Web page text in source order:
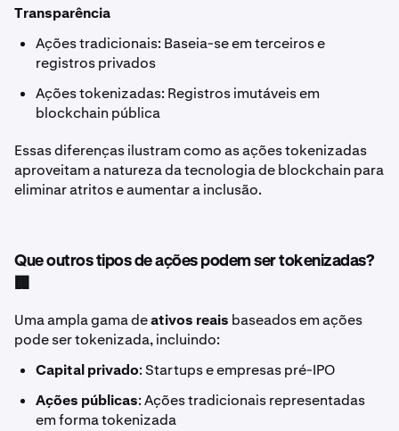
Transparência
Ações tradicionais: Baseia-se em terceiros e
registros privados
Ações tokenizadas: Registros imutáveis em
blockchain pública
Essas diferenças ilustram como as ações tokenizadas
aproveitam a natureza da tecnologia de blockchain para
eliminar atritos e aumentar a inclusão.
Que outros tipos de ações podem ser tokenizadas?
🏢
Uma ampla gama deativos reais baseados em ações
pode ser tokenizada, incluindo:
Capital privado: Startups e empresas pré-IPO
Ações públicas: Ações tradicionais representadas
em forma tokenizada